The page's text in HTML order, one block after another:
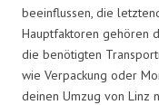
beeinflussen, die
Hauptfaktoren gehören
die benötigten
wie Verpackung oder
deinen Umzug von Linz